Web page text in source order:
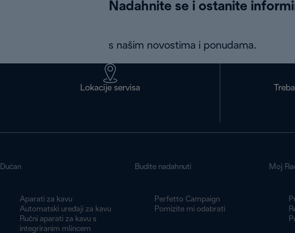
Nadahnite se i ostanite
s našim novostima i ponudama.
Lokacije servisa
Dućan
Aparati za kavu
Automatski uređaji za kavu
Ručni aparati za kavu s
integriranim mlincem
Budite nadahnuti
Perfetto Campaign
Pomizite mi odabrati
Moj